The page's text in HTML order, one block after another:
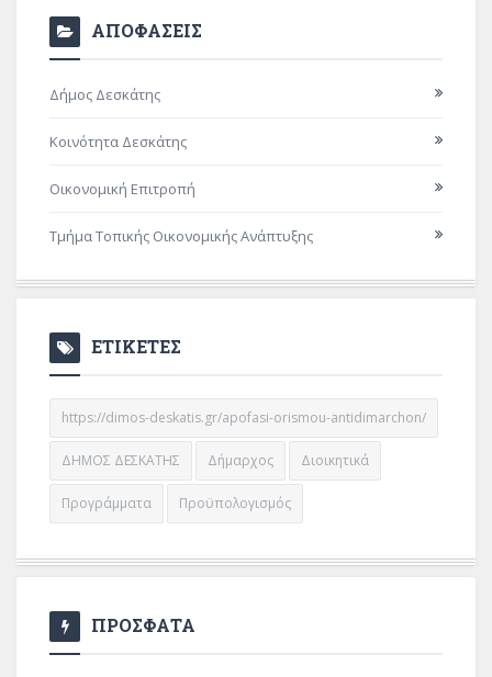
ΑΠΟΦΑΣΕΙΣ
Δήμος Δεσκάτης
Κοινότητα Δεσκάτης
Οικονομική Επιτροπή
Τμήμα Τοπικής Οικονομικής Ανάπτυξης
ΕΤΙΚΕΤΕΣ
https://dimos-deskatis.gr/apofasi-orismou-antidimarchon/
ΔΗΜΟΣ ΔΕΣΚΑΤΗΣ Δήμαρχος Διοικητικά
Προγράμματα Προϋπολογισμός
ΠΡΟΣΦΑΤΑ